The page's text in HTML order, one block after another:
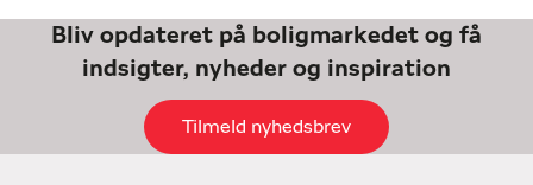
Bliv opdateret på boligmarkedet og få
indsigter, nyheder og inspiration
Tilmeld nyhedsbrev